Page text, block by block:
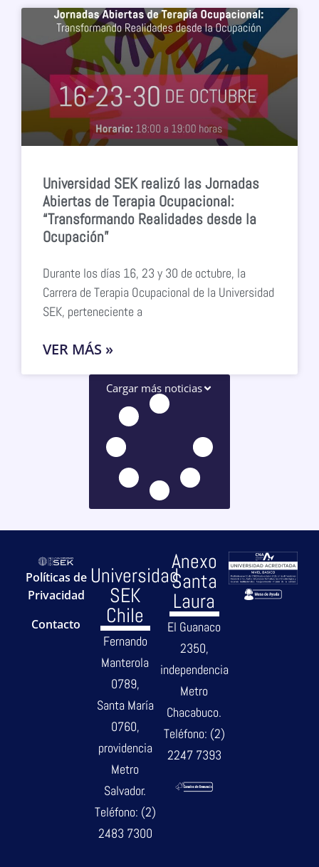
Universidad SEK realizó las Jornadas
Abiertas de Terapia Ocupacional:
“Transformando Realidades desde la
Ocupación”
Durante los días 16, 23 y 30 de octubre, la
Carrera de Terapia Ocupacional de la Universidad
SEK, perteneciente a
VER MÁS »
Cargar más noticias
Políticas de
Privacidad
Contacto
Universidad
SEK
Chile
Fernando
Manterola
0789,
Santa María
0760,
providencia
Metro
Salvador.
Teléfono: (2)
2483 7300
Anexo
Santa
Laura
El Guanaco
2350,
independencia
Metro
Chacabuco.
Teléfono: (2)
2247 7393